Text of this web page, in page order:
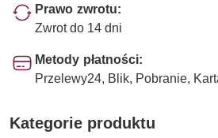
Prawo zwrotu:
Zwrot do 14 dni
Metody płatności:
Przelewy24, Blik, Pobranie,
Kategorie produktu